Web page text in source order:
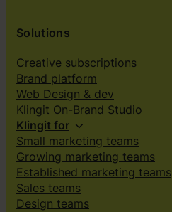
Solutions
Creative subscriptions
Brand platform
Web Design & dev
Klingit On-Brand Studio
Klingit for
Small marketing teams
Growing marketing teams
Established marketing teams
Sales teams
Design teams